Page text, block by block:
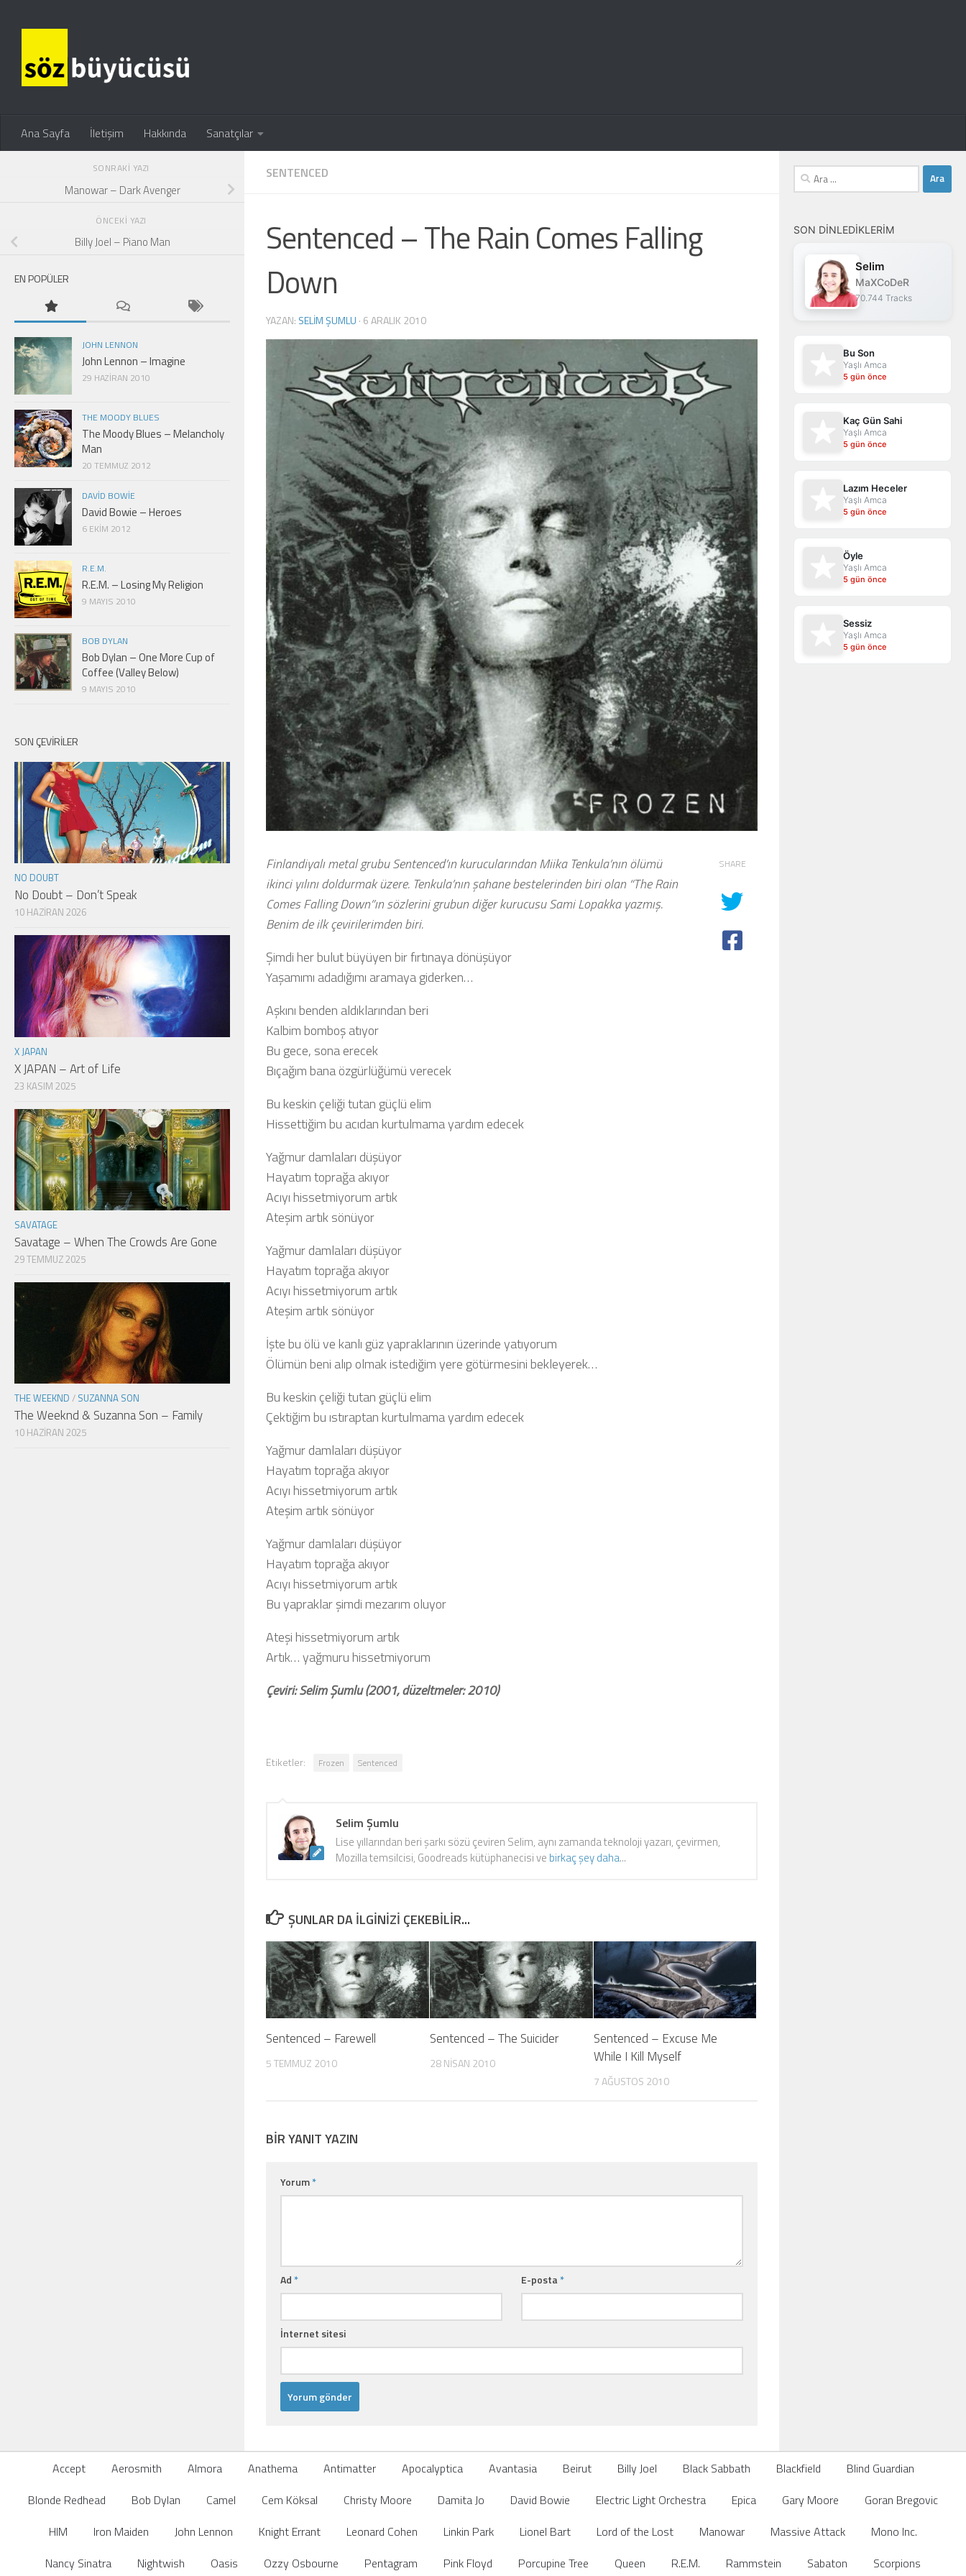
Ana Sayfa İletişim Hakkında Sanatçılar
SENTENCED
Sentenced – The Rain Comes Falling
Down
YAZAN: SELIM ŞUMLU · 6 ARALIK 2010
Finlandiyalı metal grubu Sentenced’ın kurucularından Miika Tenkula’nın ölümü
ikinci yılını doldurmak üzere. Tenkula’nın şahane bestelerinden biri olan “The Rain
Comes Falling Down”ın sözlerini grubun diğer kurucusu Sami Lopakka yazmış.
Benim de ilk çevirilerimden biri.
Şimdi her bulut büyüyen bir fırtınaya dönüşüyor
Yaşamımı adadığımı aramaya giderken…
Aşkını benden aldıklarından beri
Kalbim bomboş atıyor
Bu gece, sona erecek
Bıçağım bana özgürlüğümü verecek
Bu keskin çeliği tutan güçlü elim
Hissettiğim bu acıdan kurtulmama yardım edecek
Yağmur damlaları düşüyor
Hayatım toprağa akıyor
Acıyı hissetmiyorum artık
Ateşim artık sönüyor
Yağmur damlaları düşüyor
Hayatım toprağa akıyor
Acıyı hissetmiyorum artık
Ateşim artık sönüyor
İşte bu ölü ve kanlı güz yapraklarının üzerinde yatıyorum
Ölümün beni alıp olmak istediğim yere götürmesini bekleyerek…
Bu keskin çeliği tutan güçlü elim
Çektiğim bu ıstıraptan kurtulmama yardım edecek
Yağmur damlaları düşüyor
Hayatım toprağa akıyor
Acıyı hissetmiyorum artık
Ateşim artık sönüyor
Yağmur damlaları düşüyor
Hayatım toprağa akıyor
Acıyı hissetmiyorum artık
Bu yapraklar şimdi mezarım oluyor
Ateşi hissetmiyorum artık
Artık… yağmuru hissetmiyorum
Çeviri: Selim Şumlu (2001, düzeltmeler: 2010)
SHARE
Etiketler: Frozen Sentenced
Selim Şumlu
Lise yıllarından beri şarkı sözü çeviren Selim, aynı zamanda teknoloji yazarı, çevirmen,
Mozilla temsilcisi, Goodreads kütüphanecisi ve birkaç şey daha...
ŞUNLAR DA ILGINIZI ÇEKEBILIR...
Sentenced – Farewell
5 TEMMUZ 2010
Sentenced – The Suicider
28 NISAN 2010
Sentenced – Excuse Me
While I Kill Myself
7 AĞUSTOS 2010
BIR YANIT YAZIN
Yorum*
Ad * E-posta *
İnternet sitesi
SONRAKI YAZI
Manowar – Dark Avenger
ÖNCEKI YAZI
Billy Joel – Piano Man
EN POPÜLER
JOHN LENNON
John Lennon – Imagine
29 HAZIRAN 2010
THE MOODY BLUES
The Moody Blues – Melancholy
Man
20 TEMMUZ 2012
DAVID BOWIE
David Bowie – Heroes
6 EKIM 2012
R.E.M.
R.E.M. – Losing My Religion
9 MAYIS 2010
BOB DYLAN
Bob Dylan – One More Cup of
Coffee (Valley Below)
9 MAYIS 2010
SON ÇEVIRILER
NO DOUBT
No Doubt – Don’t Speak
10 HAZIRAN 2026
X JAPAN
X JAPAN – Art of Life
23 KASIM 2025
SAVATAGE
Savatage – When The Crowds Are Gone
29 TEMMUZ 2025
THE WEEKND / SUZANNA SON
The Weeknd & Suzanna Son – Family
10 HAZIRAN 2025
Arama:
SON DINLEDIKLERIM
Selim
MaXCoDeR
70.744 Tracks
Bu Son
Yaşlı Amca
5 gün önce
Kaç Gün Sahi
Yaşlı Amca
5 gün önce
Lazım Heceler
Yaşlı Amca
5 gün önce
Öyle
Yaşlı Amca
5 gün önce
Sessiz
Yaşlı Amca
5 gün önce
Accept Aerosmith Almora Anathema Antimatter Apocalyptica Avantasia Beirut Billy Joel Black Sabbath Blackfield
Blind Guardian
Blonde Redhead
Bob Dylan Camel Cem Köksal Christy Moore Damita Jo David Bowie Electric Light Orchestra Epica Gary Moore
Goran Bregovic
HIM
Iron Maiden John Lennon Knight Errant Leonard Cohen Linkin Park Lionel Bart Lord of the Lost Manowar Massive Attack
Mono Inc.
Nancy Sinatra
Nightwish Oasis Ozzy Osbourne Pentagram Pink Floyd Porcupine Tree Queen R.E.M. Rammstein Sabaton Scorpions